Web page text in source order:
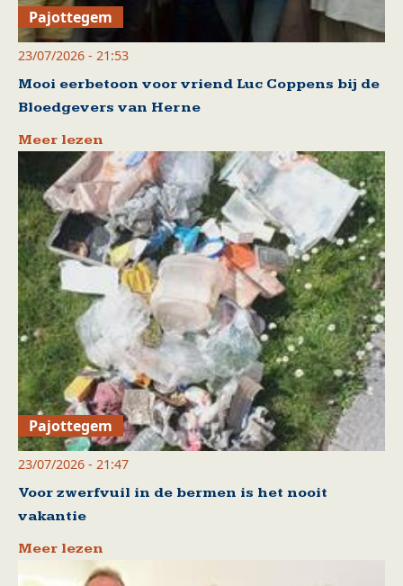
Pajottegem
23/07/2026 - 21:53
Mooi eerbetoon voor vriend Luc Coppens bij de
Bloedgevers van Herne
Meer lezen
Pajottegem
23/07/2026 - 21:47
Voor zwerfvuil in de bermen is het nooit
vakantie
Meer lezen